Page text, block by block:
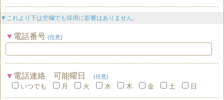
▼これより下は空欄でも採用に影響はありません。
電話番号 (任意)
電話連絡 可能曜日 (任意)
いつでも 月 火 水 木 金 土 日